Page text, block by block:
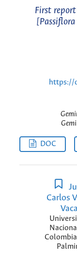
First
https://
DOC
Carlos
Vaca